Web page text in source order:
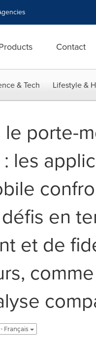
Contact
& Tech Lifestyle &
porte-
les
en
et de
Français